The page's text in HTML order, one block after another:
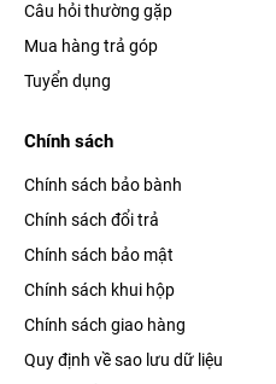
Câu hỏi thường gặp
Mua hàng trả góp
Tuyển dụng
Chính sách
Chính sách bảo bành
Chính sách đổi trả
Chính sách bảo mật
Chính sách khui hộp
Chính sách giao hàng
Quy định về sao lưu dữ liệu